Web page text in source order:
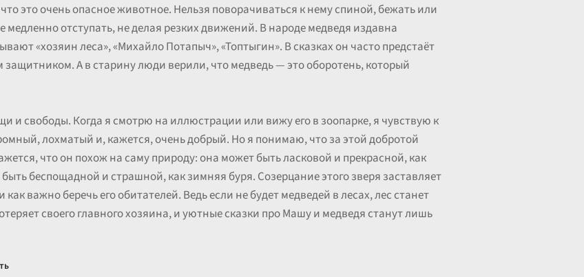
это очень опасное животное. Нельзя поворачиваться к нему спиной, бежать или
медленно отступать, не делая резких движений. В народе медведя издавна
«хозяин леса», «Михайло Потапыч», «Топтыгин». В сказках он часто предстаёт
А в старину люди верили, что медведь — это оборотень, который
и свободы. Когда я смотрю на иллюстрации или вижу его в зоопарке, я чувствую к
лохматый и, кажется, очень добрый. Но я понимаю, что за этой добротой
что он похож на саму природу: она может быть ласковой и прекрасной, как
беспощадной и страшной, как зимняя буря. Созерцание этого зверя заставляет
важно беречь его обитателей. Ведь если не будет медведей в лесах, лес станет
своего главного хозяина, и уютные сказки про Машу и медведя станут лишь